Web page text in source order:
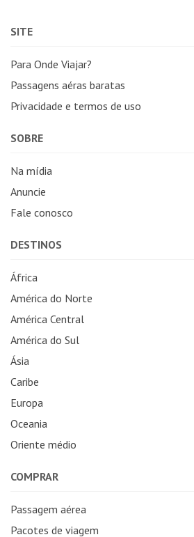
SITE
Para Onde Viajar?
Passagens aéras baratas
Privacidade e termos de uso
SOBRE
Na mídia
Anuncie
Fale conosco
DESTINOS
África
América do Norte
América Central
América do Sul
Ásia
Caribe
Europa
Oceania
Oriente médio
COMPRAR
Passagem aérea
Pacotes de viagem